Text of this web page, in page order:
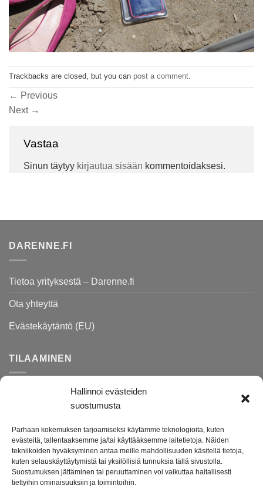
Hallinnoi evästeiden
suostumusta
Parhaan kokemuksen tarjoamiseksi käytämme teknologioita, kuten
evästeitä, tallentaaksemme ja/tai käyttääksemme laitetietoja. Näiden
tekniikoiden hyväksyminen antaa meille mahdollisuuden käsitellä tietoja,
kuten selauskäyttäytymistä tai yksilöllisiä tunnuksia tällä sivustolla.
Suostumuksen jättäminen tai peruuttaminen voi vaikuttaa haitallisesti
tiettyihin ominaisuuksiin ja toimintoihin.
Trackbacks are closed, but you can post a comment.
← Previous
Next →
Vastaa
Sinun täytyy kirjautua sisään kommentoidaksesi.
DARENNE.FI
Tietoa yrityksestä – Darenne.fi
Ota yhteyttä
Evästekäytäntö (EU)
TILAAMINEN
Rekisteri- ja tietosuojaseloste
Palautusohjeet
Darenne.fi on lahjatavara- ja lifestyleputiikki verkossa.